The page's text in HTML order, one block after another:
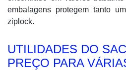
embalagens protegem tanto
ziplock.
UTILIDADES DO
PREÇO PARA